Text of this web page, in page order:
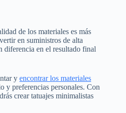
de los materiales es más
en suministros de alta
diferencia en el resultado final
y encontrar los materiales
y preferencias personales. Con
crear tatuajes minimalistas